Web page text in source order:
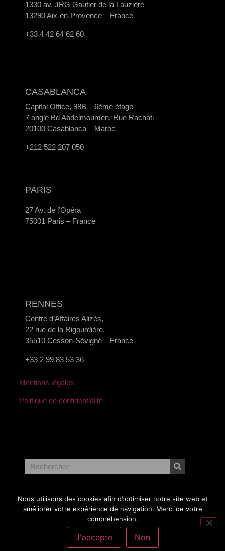
1330 av. JRG Gautier de la Lauzière
13290 Aix-en-Provence – France
+33 4 42 64 62 60
CASABLANCA
Capital Office, 98B – 6ème étage
7 angle Bd Abdelmoumen, Rue Rachati
20100 Casablanca – Maroc
+212 522 207 050
PARIS
27 Av. de l’Opéra
75001 Paris – France
RENNES
Centre d’Affaires Alizés,
22 rue de la Rigourdière,
35510 Cesson-Sévigné – France
+33 2 99 83 53 36
Mentions légales
Politique de confidentialité
©Copyright 2023 BCSolutions
Nous utilisons des cookies afin d’optimiser notre site web et
améliorer votre expérience de navigation. Merci de votre
compréhension.
J'accepte Non